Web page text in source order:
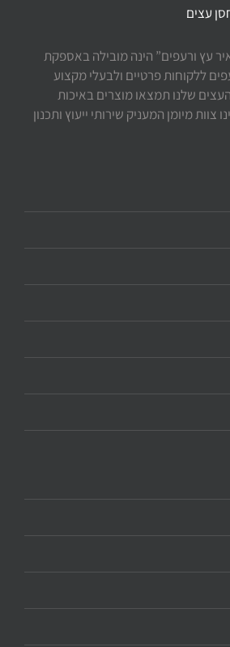
עצים
עץ ורעפים” הינה מובילה באספקת
ללקוחות פרטיים ולבעלי מקצוע
שלנו תמצאו מוצרים באיכות
צוות מיומן המעניק שירותי ייעוץ ותכנון